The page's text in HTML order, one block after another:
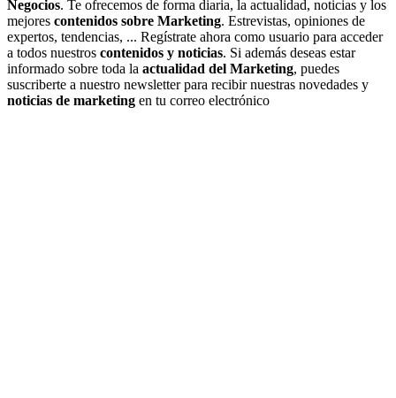
Negocios. Te ofrecemos de forma diaria, la actualidad, noticias y los
mejores contenidos sobre Marketing. Estrevistas, opiniones de
expertos, tendencias, ... Regístrate ahora como usuario para acceder
a todos nuestros contenidos y noticias. Si además deseas estar
informado sobre toda la actualidad del Marketing, puedes
suscriberte a nuestro newsletter para recibir nuestras novedades y
noticias de marketing en tu correo electrónico